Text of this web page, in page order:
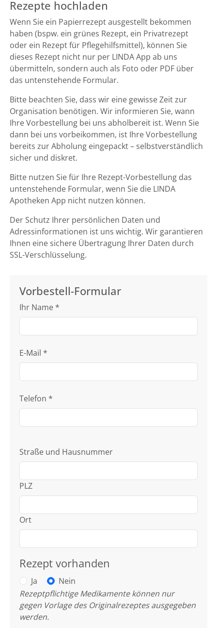
Rezepte hochladen
Wenn Sie ein Papierrezept ausgestellt bekommen
haben (bspw. ein grünes Rezept, ein Privatrezept
oder ein Rezept für Pflegehilfsmittel), können Sie
dieses Rezept nicht nur per LINDA App ab uns
übermitteln, sondern auch als Foto oder PDF über
das untenstehende Formular.
Bitte beachten Sie, dass wir eine gewisse Zeit zur
Organisation benötigen. Wir informieren Sie, wann
Ihre Vorbestellung bei uns abholbereit ist. Wenn Sie
dann bei uns vorbeikommen, ist Ihre Vorbestellung
bereits zur Abholung eingepackt – selbstverständlich
sicher und diskret.
Bitte nutzen Sie für Ihre Rezept-Vorbestellung das
untenstehende Formular, wenn Sie die LINDA
Apotheken App nicht nutzen können.
Der Schutz Ihrer persönlichen Daten und
Adressinformationen ist uns wichtig. Wir garantieren
Ihnen eine sichere Übertragung Ihrer Daten durch
SSL-Verschlüsselung.
Vorbestell-Formular
Ihr Name *
E-Mail *
Telefon *
Straße und Hausnummer
PLZ
Ort
Rezept vorhanden
Ja
Nein
Rezeptpflichtige Medikamente können nur
gegen Vorlage des Originalrezeptes ausgegeben
werden.